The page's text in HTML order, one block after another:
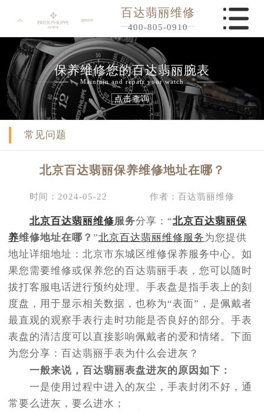
百达翡丽维修
400-805-0910
保养维修您的百达翡丽腕表
Maintain and repair your watch
点击查询
常见问题
北京百达翡丽保养维修地址在哪？
时间：2024-05-22 作者：百达翡丽维修
北京百达翡丽维修服务分享：“北京百达翡丽保
养维修地址在哪？ ”北京百达翡丽维修服务为您提供
地址详细地址：北京市东城区维修保养服务中心。如
果您需要维修或保养您的百达翡丽手表，您可以随时
拔打客服电话进行预约处理。手表盘是指手表上的刻
度盘，用于显示相关数据，也称为“表面”，是佩戴者
最直观的观察手表行走时功能是否良好的部分。手表
表盘的清洁度可以直接影响佩戴者的爱和情绪。下面
为您分享：百达翡丽手表为什么会进灰？
一般来说，百达翡丽表盘进灰的原因如下：
一是使用过程中进入的灰尘，手表封闭不好，通
常要么进灰，要么进水；